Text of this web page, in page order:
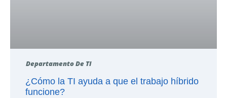
Departamento De TI
¿Cómo la TI ayuda a que el trabajo híbrido
funcione?